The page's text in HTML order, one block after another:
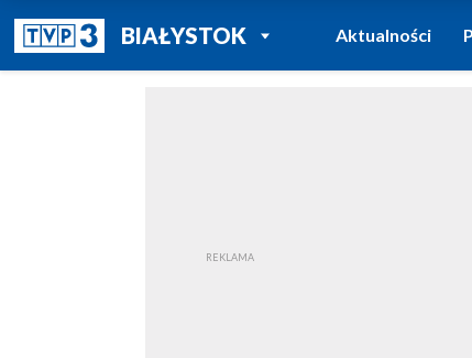
BIAŁYSTOKPOWRÓT DO
TVP REGIONY
Aktualności